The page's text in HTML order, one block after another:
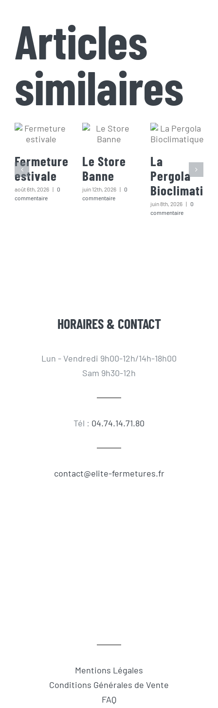
Articles
similaires
Fermeture
estivale
août 6th, 2026 | 0
commentaire
Le Store
Banne
juin 12th, 2026 | 0
commentaire
La
Pergola
juin 8th, 2026 | 0
commentaire
HORAIRES & CONTACT
Lun - Vendredi 9h00-12h/14h-18h00
Sam 9h30-12h
Tél : 04.74.14.71.80
contact@elite-fermetures.fr
Mentions Légales
Conditions Générales de Vente
FAQ